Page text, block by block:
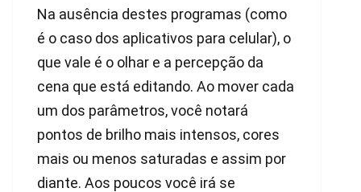
Na ausência destes programas (como
é o caso dos aplicativos para celular), o
que vale é o olhar e a percepção da
cena que está editando. Ao mover cada
um dos parâmetros, você notará
pontos de brilho mais intensos, cores
mais ou menos saturadas e assim por
diante. Aos poucos você irá se